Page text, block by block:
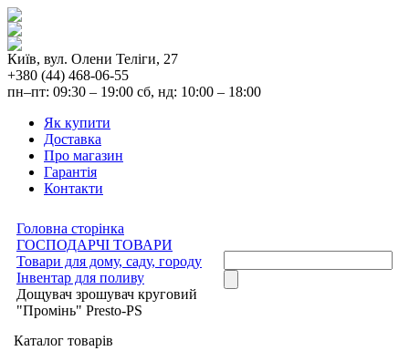
Київ, вул. Олени Теліги, 27
+380 (44) 468-06-55
пн–пт: 09:30 – 19:00 сб, нд: 10:00 – 18:00
Як купити
Доставка
Про магазин
Гарантія
Контакти
Головна сторінка
ГОСПОДАРЧІ ТОВАРИ
Товари для дому, саду, городу
Інвентар для поливу
Дощувач зрошувач круговий
"Промінь" Presto-PS
Каталог товарів